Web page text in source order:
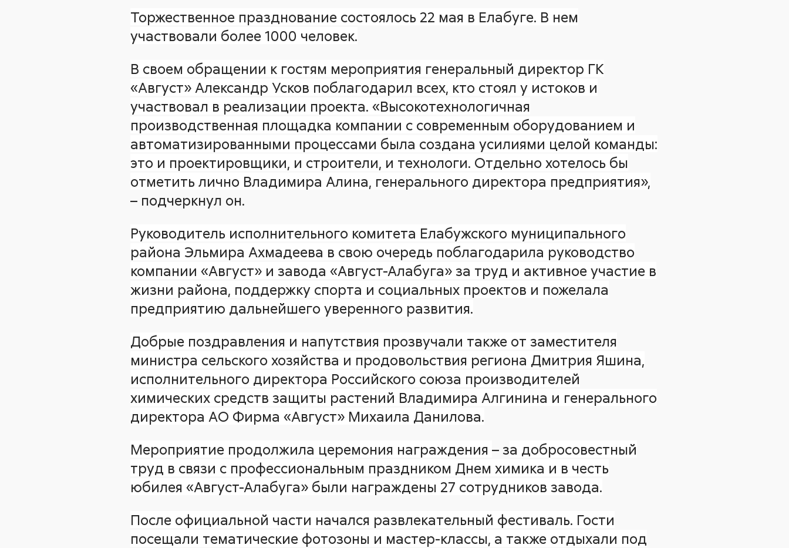
Торжественное празднование состоялось 22 мая в Елабуге. В нем
участвовали более 1000 человек.
В своем обращении к гостям мероприятия генеральный директор ГК
«Август» Александр Усков поблагодарил всех, кто стоял у истоков и
участвовал в реализации проекта. «Высокотехнологичная
производственная площадка компании с современным оборудованием и
автоматизированными процессами была создана усилиями целой команды:
это и проектировщики, и строители, и технологи. Отдельно хотелось бы
отметить лично Владимира Алина, генерального директора предприятия»,
– подчеркнул он.
Руководитель исполнительного комитета Елабужского муниципального
района Эльмира Ахмадеева в свою очередь поблагодарила руководство
компании «Август» и завода «Август-Алабуга» за труд и активное участие в
жизни района, поддержку спорта и социальных проектов и пожелала
предприятию дальнейшего уверенного развития.
Добрые поздравления и напутствия прозвучали также от заместителя
министра сельского хозяйства и продовольствия региона Дмитрия Яшина,
исполнительного директора Российского союза производителей
химических средств защиты растений Владимира Алгинина и генерального
директора АО Фирма «Август» Михаила Данилова.
Мероприятие продолжила церемония награждения – за добросовестный
труд в связи с профессиональным праздником Днем химика и в честь
юбилея «Август-Алабуга» были награждены 27 сотрудников завода.
После официальной части начался развлекательный фестиваль. Гости
посещали тематические фотозоны и мастер-классы, а также отдыхали под